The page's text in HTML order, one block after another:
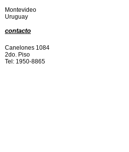
Montevideo
Uruguay
contacto
Canelones 1084
2do. Piso
Tel: 1950-8865